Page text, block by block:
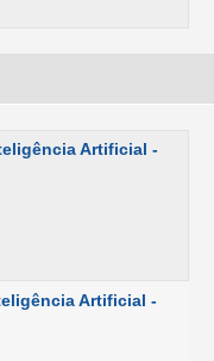
Artificial -
Artificial -